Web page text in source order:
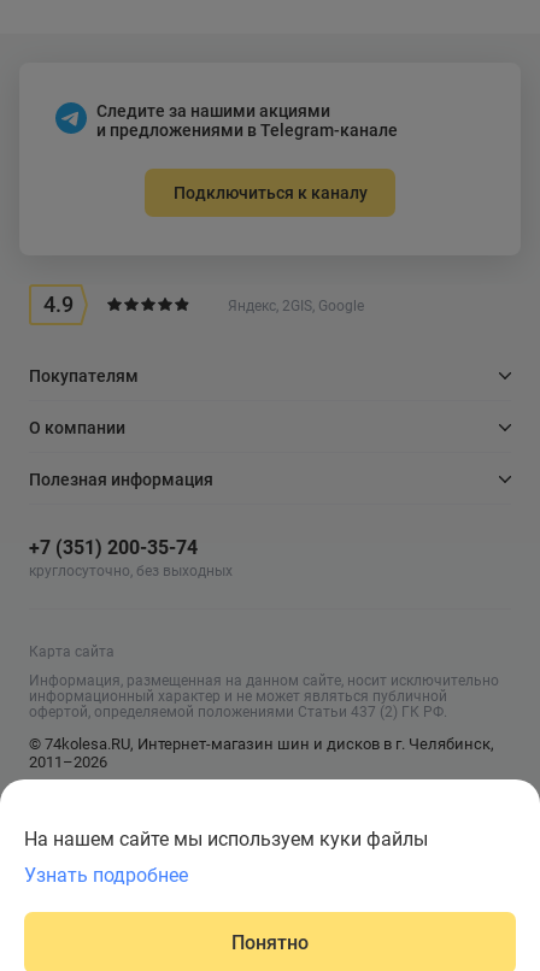
Сообщить о поступлении
Следите за нашими акциями
и предложениями в Telegram-канале
Подключиться к каналу
4.9 Яндекс, 2GIS, Google
Покупателям
О компании
Полезная информация
+7 (351) 200-35-74
круглосуточно, без выходных
Карта сайта
Информация, размещенная на данном сайте, носит исключительно
информационный характер и не может являться публичной
офертой, определяемой положениями Статьи 437 (2) ГК РФ.
© 74kolesa.RU, Интернет-магазин шин и дисков в г. Челябинск,
2011–2026
На нашем сайте мы используем куки файлы
Узнать подробнее
Понятно